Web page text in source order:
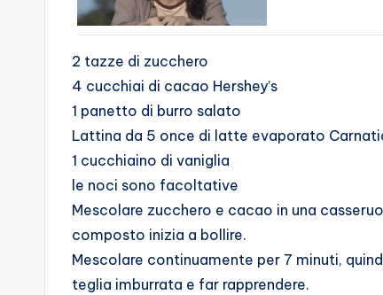
2 tazze di zucchero
4 cucchiai di cacao Hershey’s
1 panetto di burro salato
Lattina da 5 once di latte evaporato
1 cucchiaino di vaniglia
le noci sono facoltative
Mescolare zucchero e cacao in una
composto inizia a bollire.
Mescolare continuamente per 7 minuti,
teglia imburrata e far rapprendere.